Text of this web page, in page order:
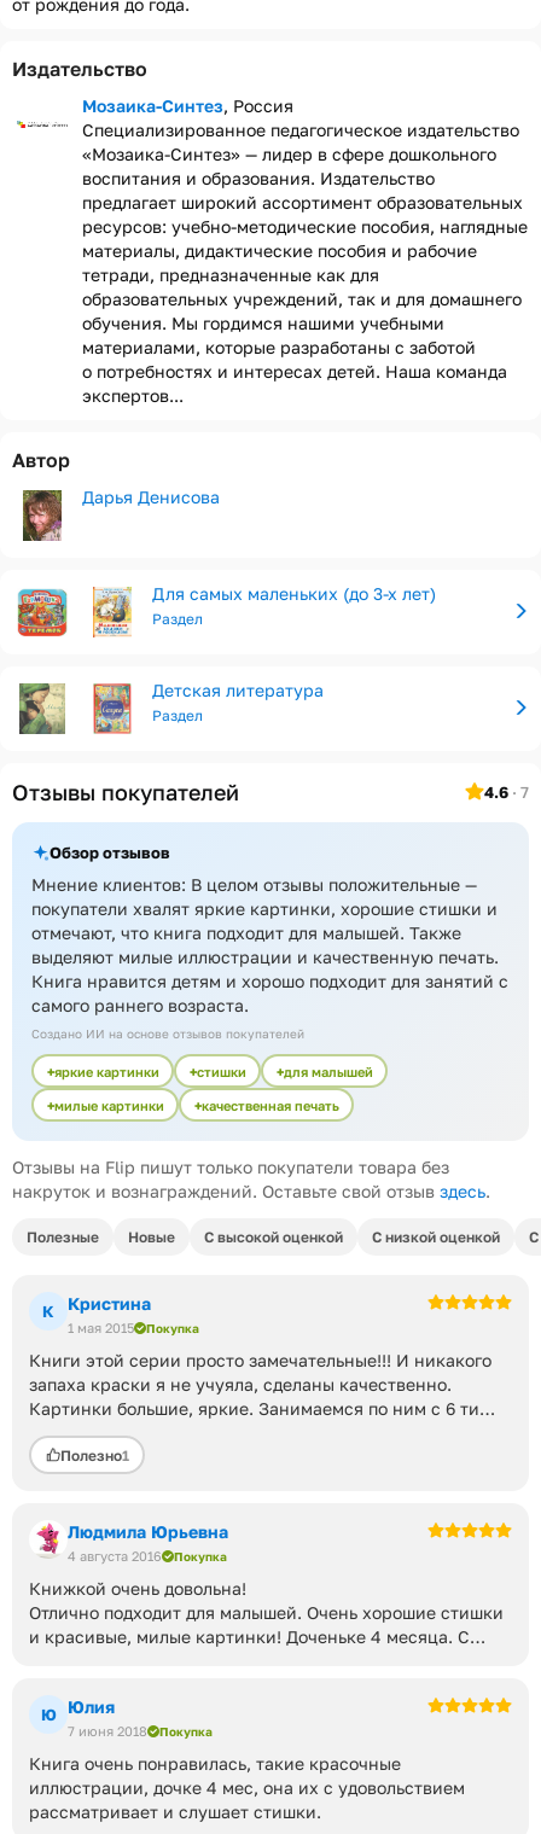
от рождения до года.
Издательство
Мозаика-Синтез, Россия
Специализированное педагогическое издательство
«Мозаика-Синтез» — лидер в сфере дошкольного
воспитания и образования. Издательство
предлагает широкий ассортимент образовательных
ресурсов: учебно-методические пособия, наглядные
материалы, дидактические пособия и рабочие
тетради, предназначенные как для
образовательных учреждений, так и для домашнего
обучения. Мы гордимся нашими учебными
материалами, которые разработаны с заботой
о потребностях и интересах детей. Наша команда
экспертов...
Автор
Дарья Денисова
Для самых маленьких (до 3-х лет)
Раздел
Детская литература
Раздел
Отзывы покупателей 4.6 · 7
Обзор отзывов
Мнение клиентов: В целом отзывы положительные —
покупатели хвалят яркие картинки, хорошие стишки и
отмечают, что книга подходит для малышей. Также
выделяют милые иллюстрации и качественную печать.
Книга нравится детям и хорошо подходит для занятий с
самого раннего возраста.
Создано ИИ на основе отзывов покупателей
яркие картинки стишки для малышей
милые картинки качественная печать
Отзывы на Flip пишут только покупатели товара без
накруток и вознаграждений. Оставьте свой отзыв здесь.
Полезные Новые С высокой оценкой С низкой оценкой С
К Кристина
1 мая 2015 Покупка
Книги этой серии просто замечательные!!! И никакого
запаха краски я не учуяла, сделаны качественно.
Картинки большие, яркие. Занимаемся по ним с 6 ти
месяцев.
Полезно1
Людмила Юрьевна
4 августа 2016 Покупка
Книжкой очень довольна!
Отлично подходит для малышей. Очень хорошие стишки
и красивые, милые картинки! Доченьке 4 месяца. С
Запаха никакого нет.
Ю Юлия
7 июня 2018 Покупка
Книга очень понравилась, такие красочные
иллюстрации, дочке 4 мес, она их с удовольствием
рассматривает и слушает стишки.